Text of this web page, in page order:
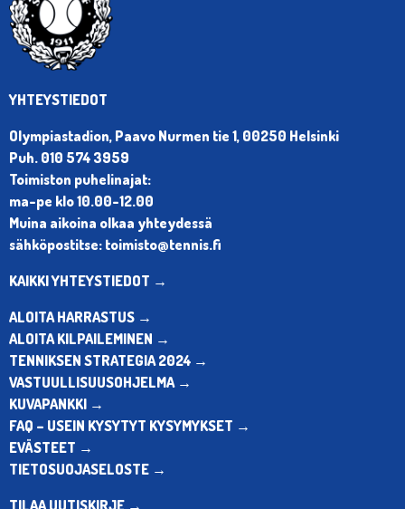
YHTEYSTIEDOT
Olympiastadion, Paavo Nurmen tie 1, 00250 Helsinki
Puh. 010 574 3959
Toimiston puhelinajat:
ma-pe klo 10.00-12.00
Muina aikoina olkaa yhteydessä
sähköpostitse: toimisto@tennis.fi
KAIKKI YHTEYSTIEDOT →
ALOITA HARRASTUS →
ALOITA KILPAILEMINEN →
TENNIKSEN STRATEGIA 2024 →
VASTUULLISUUSOHJELMA →
KUVAPANKKI →
FAQ – USEIN KYSYTYT KYSYMYKSET →
EVÄSTEET →
TIETOSUOJASELOSTE →